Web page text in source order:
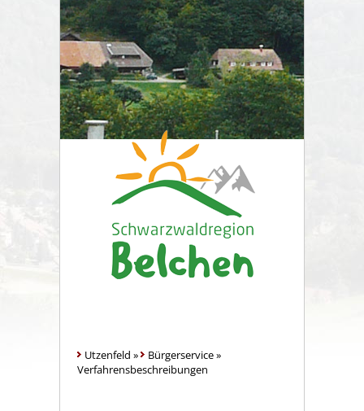
Utzenfeld » Bürgerservice»
Verfahrensbeschreibungen